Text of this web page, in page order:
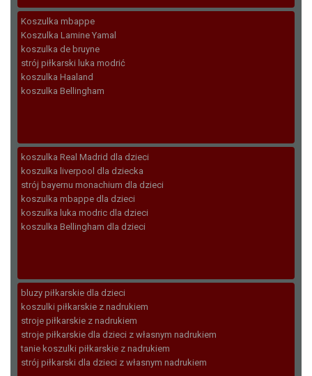
Koszulka mbappe
Koszulka Lamine Yamal
koszulka de bruyne
strój piłkarski luka modrić
koszulka Haaland
koszulka Bellingham
koszulka Real Madrid dla dzieci
koszulka liverpool dla dziecka
strój bayernu monachium dla dzieci
koszulka mbappe dla dzieci
koszulka luka modric dla dzieci
koszulka Bellingham dla dzieci
bluzy piłkarskie dla dzieci
koszulki piłkarskie z nadrukiem
stroje piłkarskie z nadrukiem
stroje piłkarskie dla dzieci z własnym nadrukiem
tanie koszulki piłkarskie z nadrukiem
strój piłkarski dla dzieci z własnym nadrukiem